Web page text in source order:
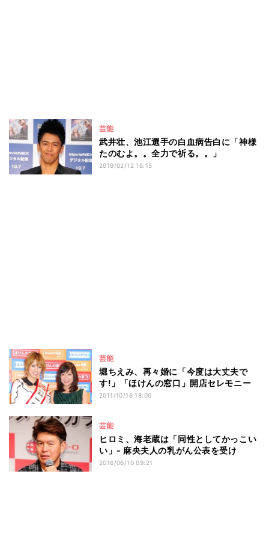
芸能
武井壮、池江選手の白血病告白に「神様
たのむよ。。全力で祈る。。」
2019/02/12 16:15
芸能
堀ちえみ、再々婚に「今度は大丈夫で
す!」「ほけんの窓口」開店セレモニー
2011/10/16 18:00
芸能
ヒロミ、海老蔵は「同性としてかっこい
い」- 麻央夫人の乳がん公表を受け
2016/06/10 09:21